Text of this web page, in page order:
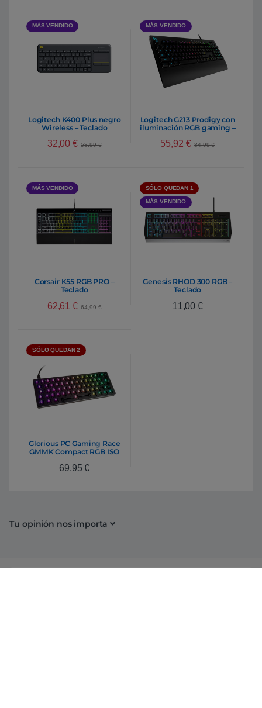
MÁS VENDIDO
Logitech K400 Plus negro
Wireless – Teclado
32,00€ 58,99€
MÁS VENDIDO
Logitech G213 Prodigy con
iluminación RGB gaming –
55,92 € 84,99€
MÁS VENDIDO
Corsair K55 RGB PRO –
Teclado
62,61€ 64,99€
SÓLO QUEDAN 1
MÁS VENDIDO
Genesis RHOD 300 RGB –
Teclado
11,00 €
SÓLO QUEDAN 2
Glorious PC Gaming Race
GMMK Compact RGB ISO
69,95€
Tu opinión nos importa